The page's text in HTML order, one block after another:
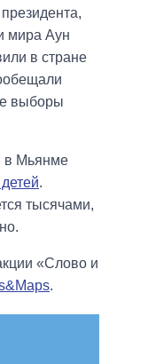
мира Аун
в стране
выборы
в Мьянме
.
тысячами,
«Слово и
.